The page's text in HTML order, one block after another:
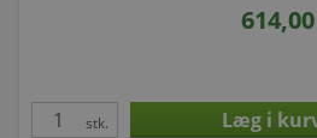
614,00
stk.